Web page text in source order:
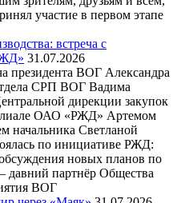
участие в первом этапе
встреча с
31.07.2026
президента ВОГ Александра
СРП ВОГ Вадима
дирекции закупок
ОАО «РЖД» Артемом
начальника Светланой
по инициативе РЖД:
новых планов по
партнёр Общества
ВОГ